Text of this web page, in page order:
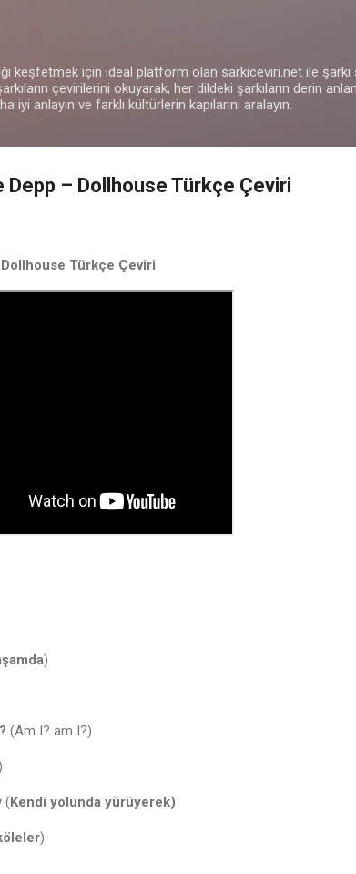
keşfetmek için ideal platform olan sarkiceviri.net ile
çevirilerini okuyarak, her dildeki şarkıların derin
iyi anlayın ve farklı kültürlerin kapılarını aralayın.
– Dollhouse Türkçe Çeviri
Türkçe Çeviri
)
(Am I? am I?)
(Kendi yolunda yürüyerek)
)